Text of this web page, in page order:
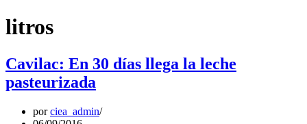
litros
Cavilac: En 30 días llega la leche
pasteurizada
porciea_admin